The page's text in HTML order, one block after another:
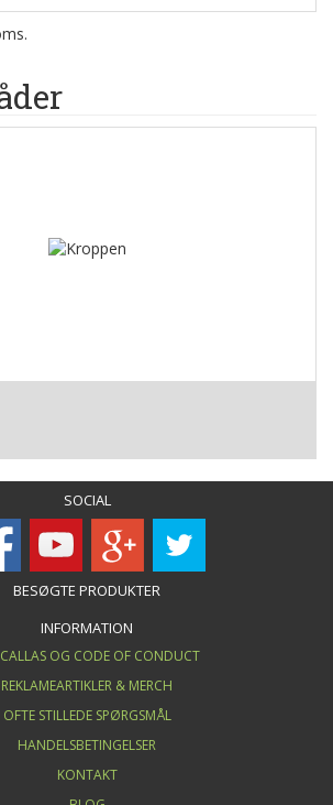
SOCIAL
BESØGTE PRODUKTER
INFORMATION
OG CODE OF CONDUCT
REKLAMEARTIKLER & MERCH
OFTE STILLEDE SPØRGSMÅL
HANDELSBETINGELSER
KONTAKT